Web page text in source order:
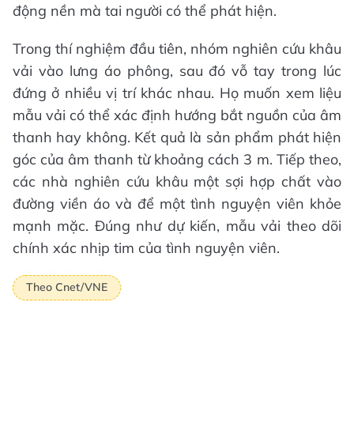
động nền mà tai người có thể phát hiện.
Trong thí nghiệm đầu tiên, nhóm nghiên cứu khâu
vải vào lưng áo phông, sau đó vỗ tay trong lúc
đứng ở nhiều vị trí khác nhau. Họ muốn xem liệu
mẫu vải có thể xác định hướng bắt nguồn của âm
thanh hay không. Kết quả là sản phẩm phát hiện
góc của âm thanh từ khoảng cách 3 m. Tiếp theo,
các nhà nghiên cứu khâu một sợi hợp chất vào
đường viền áo và để một tình nguyện viên khỏe
mạnh mặc. Đúng như dự kiến, mẫu vải theo dõi
chính xác nhịp tim của tình nguyện viên.
Theo Cnet/VNE